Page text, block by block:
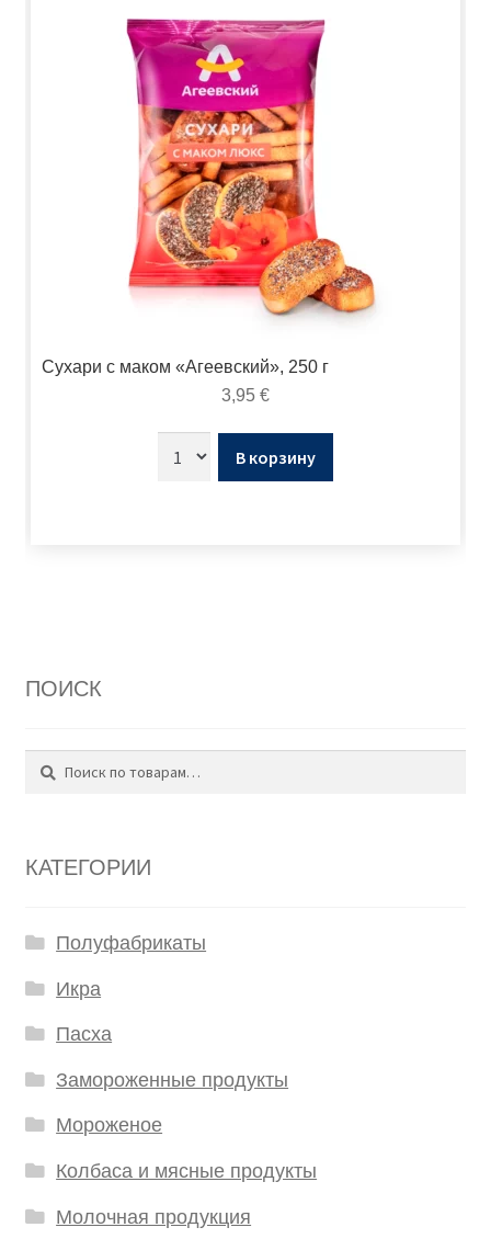
Сухари с маком «Агеевский», 250 г
3,95 €
В корзину
ПОИСК
Искать:
Поиск
КАТЕГОРИИ
Полуфабрикаты
Икра
Пасха
Замороженные продукты
Мороженое
Колбаса и мясные продукты
Молочная продукция